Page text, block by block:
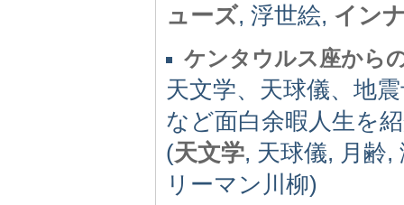
ューズ, 浮世絵, イン
ケンタウルス座から
天文学、天球儀、地
など面白余暇人生を
(天文学, 天球儀, 月齢
リーマン川柳)